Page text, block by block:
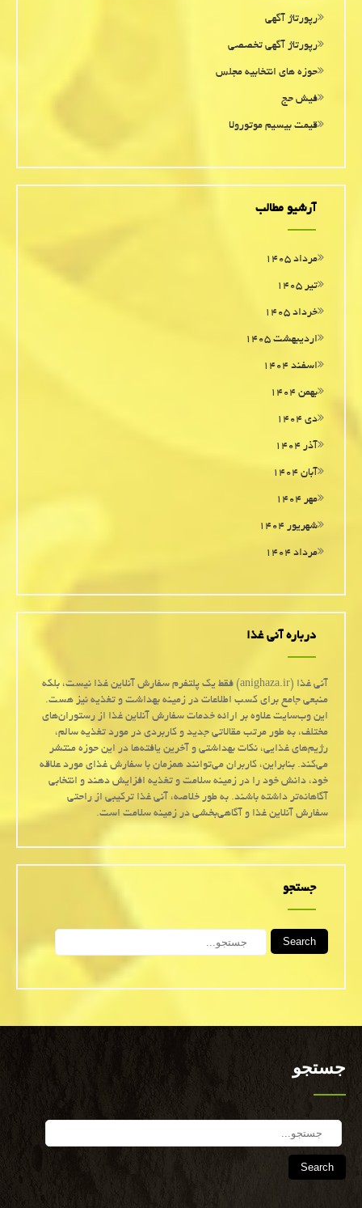
رپورتاژ آگهی
رپورتاژ آگهی تخصصی
حوزه های انتخابیه مجلس
فیش حج
قیمت بیسیم موتورولا
آرشیو مطالب
مرداد ۱۴۰۵
تیر ۱۴۰۵
خرداد ۱۴۰۵
اردیبهشت ۱۴۰۵
اسفند ۱۴۰۴
بهمن ۱۴۰۴
دی ۱۴۰۴
آذر ۱۴۰۴
آبان ۱۴۰۴
مهر ۱۴۰۴
شهریور ۱۴۰۴
مرداد ۱۴۰۴
درباره آنی غذا
آنی غذا (anighaza.ir) فقط یک پلتفرم سفارش آنلاین غذا نیست، بلکه
منبعی جامع برای کسب اطلاعات در زمینه بهداشت و تغذیه نیز هست.
این وب‌سایت علاوه بر ارائه خدمات سفارش آنلاین غذا از رستوران‌های
مختلف، به طور مرتب مقالاتی جدید و کاربردی در مورد تغذیه سالم،
رژیم‌های غذایی، نکات بهداشتی و آخرین یافته‌ها در این حوزه منتشر
می‌کند. بنابراین، کاربران می‌توانند همزمان با سفارش غذای مورد علاقه
خود، دانش خود را در زمینه سلامت و تغذیه افزایش دهند و انتخابی
آگاهانه‌تر داشته باشند. به طور خلاصه، آنی غذا ترکیبی از راحتی
سفارش آنلاین غذا و آگاهی‌بخشی در زمینه سلامت است.
جستجو
Search
جستجو